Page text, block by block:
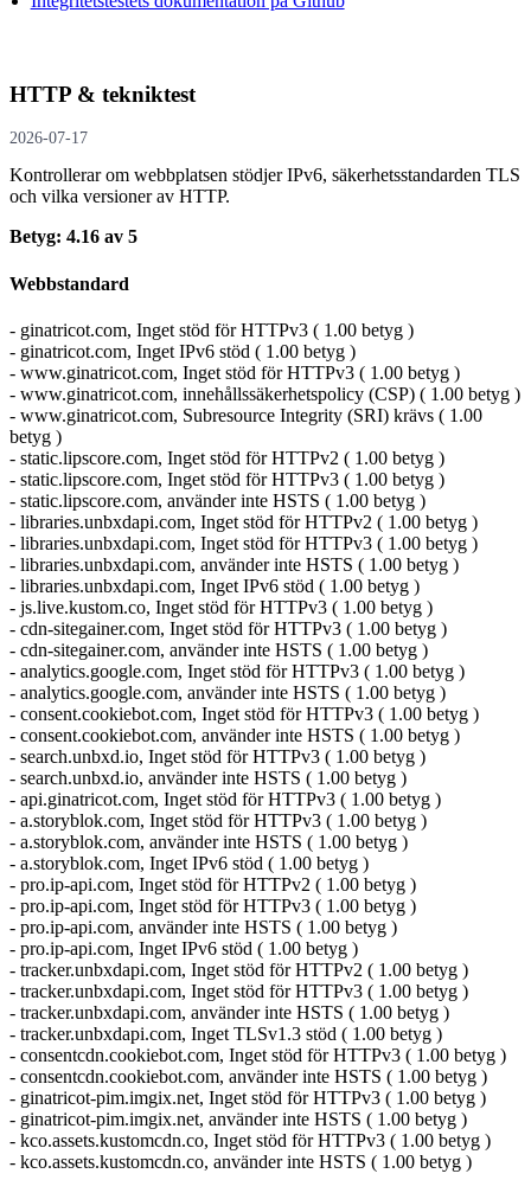
HTTP & tekniktest
2026-07-17
Kontrollerar om webbplatsen stödjer IPv6, säkerhets­standarden TLS
och vilka versioner av HTTP.
Betyg: 4.16 av 5
Webbstandard
- ginatricot.com, Inget stöd för HTTPv3 ( 1.00 betyg )
- ginatricot.com, Inget IPv6 stöd ( 1.00 betyg )
- www.ginatricot.com, Inget stöd för HTTPv3 ( 1.00 betyg )
- www.ginatricot.com, innehållssäkerhetspolicy (CSP) ( 1.00 betyg )
- www.ginatricot.com, Subresource Integrity (SRI) krävs ( 1.00
betyg )
- static.lipscore.com, Inget stöd för HTTPv2 ( 1.00 betyg )
- static.lipscore.com, Inget stöd för HTTPv3 ( 1.00 betyg )
- static.lipscore.com, använder inte HSTS ( 1.00 betyg )
- libraries.unbxdapi.com, Inget stöd för HTTPv2 ( 1.00 betyg )
- libraries.unbxdapi.com, Inget stöd för HTTPv3 ( 1.00 betyg )
- libraries.unbxdapi.com, använder inte HSTS ( 1.00 betyg )
- libraries.unbxdapi.com, Inget IPv6 stöd ( 1.00 betyg )
- js.live.kustom.co, Inget stöd för HTTPv3 ( 1.00 betyg )
- cdn-sitegainer.com, Inget stöd för HTTPv3 ( 1.00 betyg )
- cdn-sitegainer.com, använder inte HSTS ( 1.00 betyg )
- analytics.google.com, Inget stöd för HTTPv3 ( 1.00 betyg )
- analytics.google.com, använder inte HSTS ( 1.00 betyg )
- consent.cookiebot.com, Inget stöd för HTTPv3 ( 1.00 betyg )
- consent.cookiebot.com, använder inte HSTS ( 1.00 betyg )
- search.unbxd.io, Inget stöd för HTTPv3 ( 1.00 betyg )
- search.unbxd.io, använder inte HSTS ( 1.00 betyg )
- api.ginatricot.com, Inget stöd för HTTPv3 ( 1.00 betyg )
- a.storyblok.com, Inget stöd för HTTPv3 ( 1.00 betyg )
- a.storyblok.com, använder inte HSTS ( 1.00 betyg )
- a.storyblok.com, Inget IPv6 stöd ( 1.00 betyg )
- pro.ip-api.com, Inget stöd för HTTPv2 ( 1.00 betyg )
- pro.ip-api.com, Inget stöd för HTTPv3 ( 1.00 betyg )
- pro.ip-api.com, använder inte HSTS ( 1.00 betyg )
- pro.ip-api.com, Inget IPv6 stöd ( 1.00 betyg )
- tracker.unbxdapi.com, Inget stöd för HTTPv2 ( 1.00 betyg )
- tracker.unbxdapi.com, Inget stöd för HTTPv3 ( 1.00 betyg )
- tracker.unbxdapi.com, använder inte HSTS ( 1.00 betyg )
- tracker.unbxdapi.com, Inget TLSv1.3 stöd ( 1.00 betyg )
- consentcdn.cookiebot.com, Inget stöd för HTTPv3 ( 1.00 betyg )
- consentcdn.cookiebot.com, använder inte HSTS ( 1.00 betyg )
- ginatricot-pim.imgix.net, Inget stöd för HTTPv3 ( 1.00 betyg )
- ginatricot-pim.imgix.net, använder inte HSTS ( 1.00 betyg )
- kco.assets.kustomcdn.co, Inget stöd för HTTPv3 ( 1.00 betyg )
- kco.assets.kustomcdn.co, använder inte HSTS ( 1.00 betyg )